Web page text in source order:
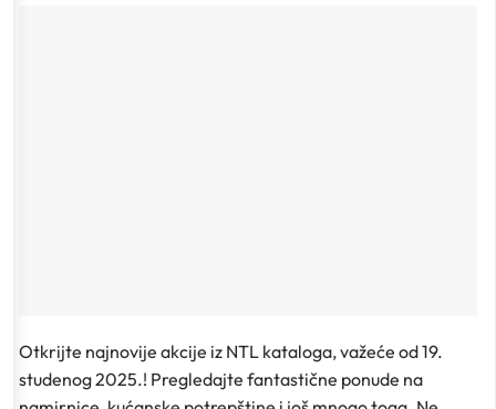
Otkrijte najnovije akcije iz NTL kataloga, važeće od 19.
studenog 2025.! Pregledajte fantastične ponude na